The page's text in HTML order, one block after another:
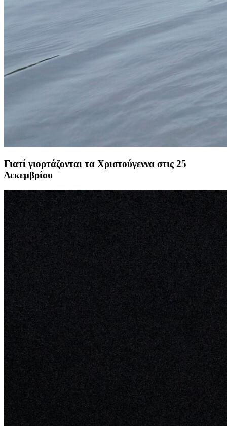
Γιατί γιορτάζονται τα Χριστούγεννα στις 25
Δεκεμβρίου